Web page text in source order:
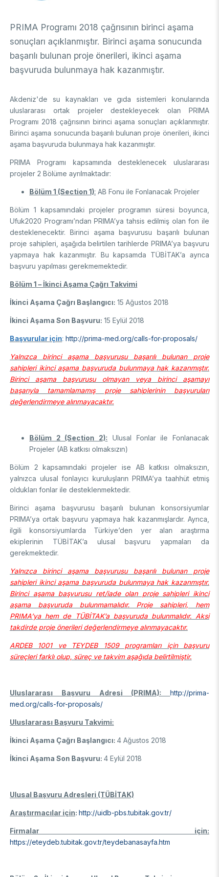
Akademik
Ulusal Programlar
Uluslararası Programlar
Sanayi
Ulusal Programlar
Uluslararası Programlar
Bilimsel Etkinlik
Etkinlik Düzenleme
Etkinliklere Katılım
Uluslararası Destekler
Uluslararası İş Birlikleri
İkili İş Birliği Programları
Çok Taraflı Programlar
AB Çerçeve Programları
BURSLAR
Burs Programları
Destek Programları
Lisansüstü
Eğitim Burs Programları
Araştırma Burs Programları
Uluslararası Burslar
Doktora Sonrası
Araştırma Burs Programları
Uluslararası Burslar
Uluslararası
Uluslararası Burslar
AR-GE FAALİYETLERİMİZ
MAM
Enerji Teknolojileri
Malzeme ve Proses Teknolojileri
BİLGEM
Bilişim Teknolojileri Enstitüsü (BTE)
Siber Güvenlik Enstitüsü (SGE)
Ulusal Elektronik ve Kriptoloji Araştırma Enstitüsü (UEKAE)
Yapay Zekâ Enstitüsü (YZE)
AR-GE Birimleri
Raylı Ulaşım Teknolojileri Enstitüsü (RUTE)
Savunma Sanayii Araştırma ve Geliştirme Enstitüsü (SAGE)
Temiz Enerji, İklim Değişikliği ve Sürdürülebilirlik Araştırma
Enstitüsü
Türkiye Sanayi Sevk ve İdare Enstitüsü (TÜSSİDE)
Ulusal Metroloji Enstitüsü (UME)
Uzay Teknolojileri Araştırma Enstitüsü (UZAY)
Kutup Araştırmaları Enstitüsü (KARE)
AR-GE Kolaylık Birimleri
Video Arşivi
Fotoğraf Arşivi
KVKK Aydınlatma metni
PRIMA Programı 2018 çağrısının birinci aşama
sonuçları açıklanmıştır. Birinci aşama sonucunda
başarılı bulunan proje önerileri, ikinci aşama
başvuruda bulunmaya hak kazanmıştır.
Akdeniz'de su kaynakları ve gıda sistemleri konularında
uluslararası ortak projeler destekleyecek olan PRIMA
Programı 2018 çağrısının birinci aşama sonuçları açıklanmıştır.
Birinci aşama sonucunda başarılı bulunan proje önerileri, ikinci
aşama başvuruda bulunmaya hak kazanmıştır.
PRIMA Programı kapsamında desteklenecek uluslararası
projeler 2 Bölüme ayrılmaktadır:
Bölüm 1 (Section 1): AB Fonu ile Fonlanacak Projeler
Bölüm 1 kapsamındaki projeler programın süresi boyunca,
Ufuk2020 Programı’ndan PRIMA’ya tahsis edilmiş olan fon ile
desteklenecektir. Birinci aşama başvurusu başarılı bulunan
proje sahipleri, aşağıda belirtilen tarihlerde PRIMA’ya başvuru
yapmaya hak kazanmıştır. Bu kapsamda TÜBİTAK’a ayrıca
başvuru yapılması gerekmemektedir.
Bölüm 1 – İkinci Aşama Çağrı Takvimi
İkinci Aşama Çağrı Başlangıcı: 15 Ağustos 2018
İkinci Aşama Son Başvuru: 15 Eylül 2018
Başvurular için: http://prima-med.org/calls-for-proposals/
Yalnızca birinci aşama başvurusu başarılı bulunan proje
sahipleri ikinci aşama başvuruda bulunmaya hak kazanmıştır.
Birinci aşama başvurusu olmayan veya birinci aşamayı
başarıyla tamamlamamış proje sahiplerinin başvuruları
değerlendirmeye alınmayacaktır.
Bölüm 2 (Section 2): Ulusal Fonlar ile Fonlanacak
Projeler (AB katkısı olmaksızın)
Bölüm 2 kapsamındaki projeler ise AB katkısı olmaksızın,
yalnızca ulusal fonlayıcı kuruluşların PRIMA’ya taahhüt etmiş
oldukları fonlar ile desteklenmektedir.
Birinci aşama başvurusu başarılı bulunan konsorsiyumlar
PRIMA’ya ortak başvuru yapmaya hak kazanmışlardır. Ayrıca,
ilgili konsorsiyumlarda Türkiye’den yer alan araştırma
ekiplerinin TÜBİTAK’a ulusal başvuru yapmaları da
gerekmektedir.
Yalnızca birinci aşama başvurusu başarılı bulunan proje
sahipleri ikinci aşama başvuruda bulunmaya hak kazanmıştır.
Birinci aşama başvurusu ret/iade olan proje sahipleri ikinci
aşama başvuruda bulunmamalıdır. Proje sahipleri, hem
PRIMA’ya hem de TÜBİTAK’a başvuruda bulunmalıdır. Aksi
takdirde proje önerileri değerlendirmeye alınmayacaktır.
ARDEB 1001 ve TEYDEB 1509 programları için başvuru
süreçleri farklı olup, süreç ve takvim aşağıda belirtilmiştir.
Uluslararası Başvuru Adresi (PRIMA): http://prima-
med.org/calls-for-proposals/
Uluslararası Başvuru Takvimi:
İkinci Aşama Çağrı Başlangıcı: 4 Ağustos 2018
İkinci Aşama Son Başvuru: 4 Eylül 2018
Ulusal Başvuru Adresleri (TÜBİTAK)
Araştırmacılar için: http://uidb-pbs.tubitak.gov.tr/
Firmalar için:
https://eteydeb.tubitak.gov.tr/teydebanasayfa.htm